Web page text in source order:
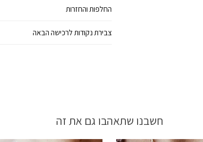
החלפות והחזרות
צבירת נקודות לרכישה הבאה
חשבנו שתאהבו גם את זה